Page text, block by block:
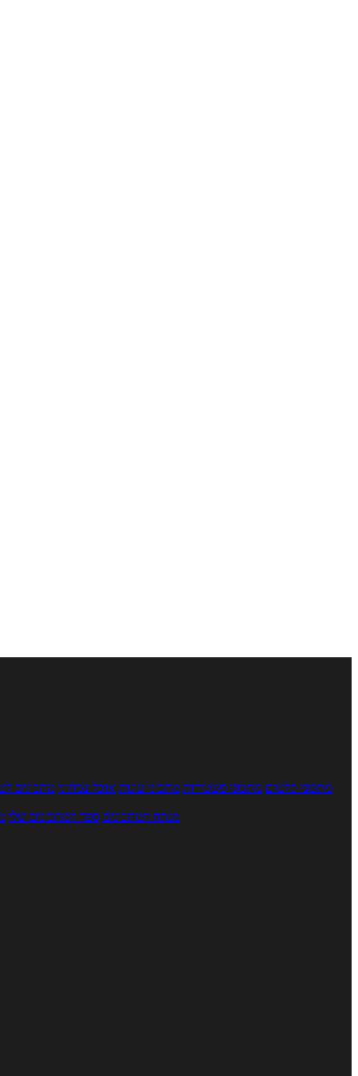
מתכוני סלטים מתכוני פשטידות מתכוני עוגות אוכל צמחוני מתכונים
מנתח המתכונים ספר המתכונים שלי